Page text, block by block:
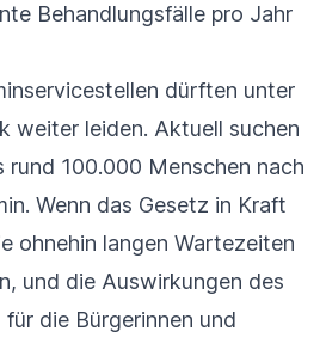
Behandlungsfälle pro Jahr
dürften unter
weiter leiden. Aktuell suchen
rund 100.000 Menschen nach
Wenn das Gesetz in Kraft
ohnehin langen Wartezeiten
und die Auswirkungen des
die Bürgerinnen und